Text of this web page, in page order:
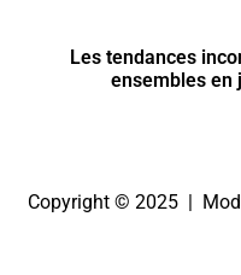
Les tendances
ensembles en
Copyright © 2025 |